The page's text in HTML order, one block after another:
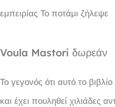
εμπειρίας Το ποτάμι ζήλεψε
Voula Mastori δωρεάν
Το γεγονός ότι αυτό το
και έχει πουληθεί χιλιάδες